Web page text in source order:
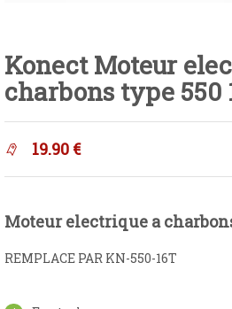
Konect Moteur
charbons type 550
19.90 €
Moteur electrique a
REMPLACE PAR KN-550-16T